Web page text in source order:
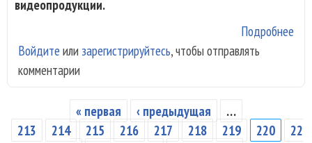
видеопродукции.
Подробнее
Войдите или зарегистрируйтесь, чтобы отправлять
комментарии
Страницы
« первая ‹ предыдущая
…
213
214 215 216 217 218 219 220
22